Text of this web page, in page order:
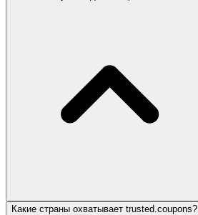
Какие страны охватывает trusted.coupons?